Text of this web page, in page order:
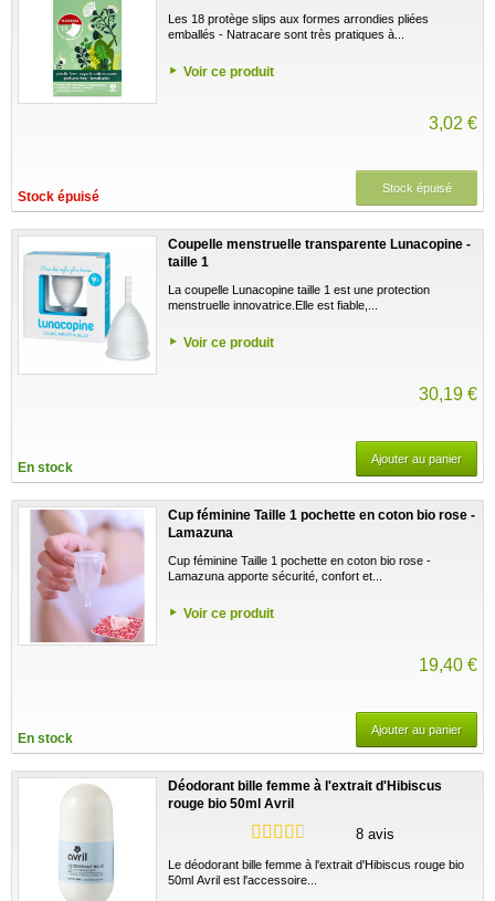
Les 18 protège slips aux formes arrondies pliées
emballés - Natracare sont très pratiques à...
Voir ce produit
3,02 €
Stock épuisé
Stock épuisé
Coupelle menstruelle transparente Lunacopine -
taille 1
La coupelle Lunacopine taille 1 est une protection
menstruelle innovatrice.Elle est fiable,...
Voir ce produit
30,19 €
En stock
Ajouter au panier
Cup féminine Taille 1 pochette en coton bio rose -
Lamazuna
Cup féminine Taille 1 pochette en coton bio rose -
Lamazuna apporte sécurité, confort et...
Voir ce produit
19,40 €
En stock
Ajouter au panier
Déodorant bille femme à l'extrait d'Hibiscus
rouge bio 50ml Avril
8 avis
Le déodorant bille femme à l'extrait d'Hibiscus rouge bio
50ml Avril est l'accessoire...